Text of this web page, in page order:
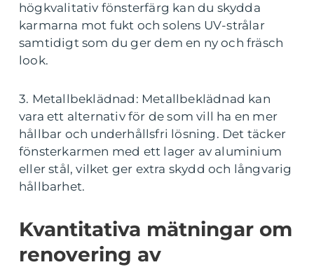
högkvalitativ fönsterfärg kan du skydda
karmarna mot fukt och solens UV-strålar
samtidigt som du ger dem en ny och fräsch
look.
3. Metallbeklädnad: Metallbeklädnad kan
vara ett alternativ för de som vill ha en mer
hållbar och underhållsfri lösning. Det täcker
fönsterkarmen med ett lager av aluminium
eller stål, vilket ger extra skydd och långvarig
hållbarhet.
Kvantitativa mätningar om
renovering av